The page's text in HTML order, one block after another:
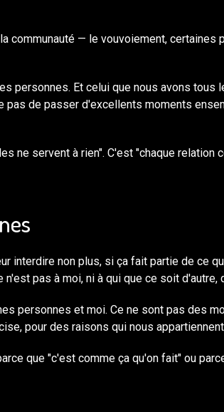
communauté — le vouvoiement,
personnes. Et celui que nous avons tous
de passer d'excellents moments
ne servent à rien". C'est "chaque
interdire non plus, si ça fait partie de ce
pas à moi, ni à qui que ce soit d'autre,
personnes et moi. Ce ne sont pas des
pour des raisons qui nous
que "c'est comme ça qu'on fait" ou